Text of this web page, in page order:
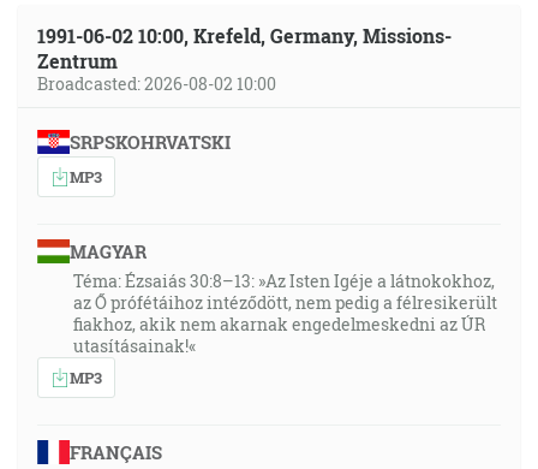
1991-06-02 10:00, Krefeld, Germany, Missions-
Zentrum
Broadcasted: 2026-08-02 10:00
SRPSKOHRVATSKI
MP3
MAGYAR
Téma: Ézsaiás 30:8–13: »Az Isten Igéje a látnokokhoz,
az Ő prófétáihoz intéződött, nem pedig a félresikerült
fiakhoz, akik nem akarnak engedelmeskedni az ÚR
utasításainak!«
MP3
FRANÇAIS